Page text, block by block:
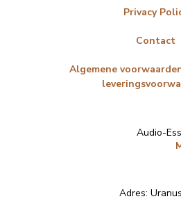
Privacy
Contact
Algemene
Audio-
Adres: